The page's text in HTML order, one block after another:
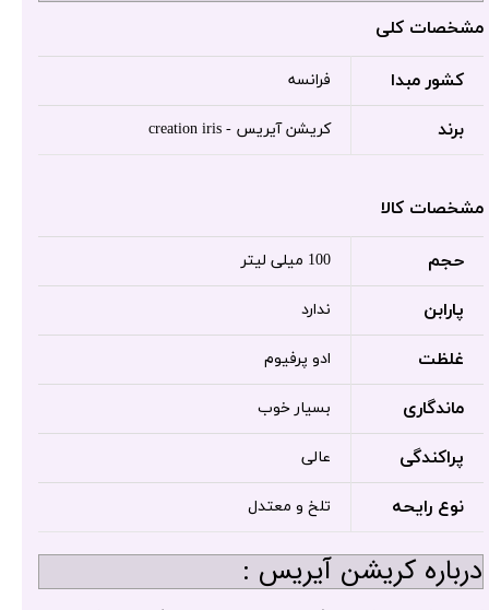
مشخصات کلی
کشور مبدا فرانسه
برند کریشن آیریس - creation iris
مشخصات کالا
حجم 100 میلی لیتر
پارابن ندارد
غلظت ادو پرفیوم
ماندگاری بسیار خوب
پراکندگی عالی
نوع رایحه تلخ و معتدل
درباره کریشن آیریس :